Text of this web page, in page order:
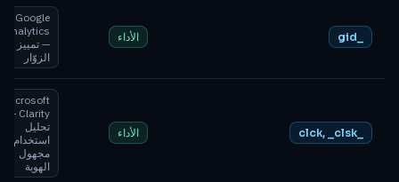
الأداء
Google
Analytics
— تمييز
الزوّار
_clck, _clsk الأداء
Microsoft
Clarity —
تحليل
استخدام
مجهول
الهوية